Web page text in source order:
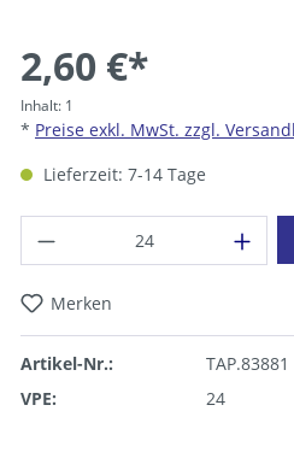
2,60 €*
Inhalt: 1
* Preise exkl. MwSt. zzgl.
Lieferzeit: 7-14 Tage
Produkt Anzahl:
Merken
Artikel-Nr.:
TAP.83881
VPE:
24